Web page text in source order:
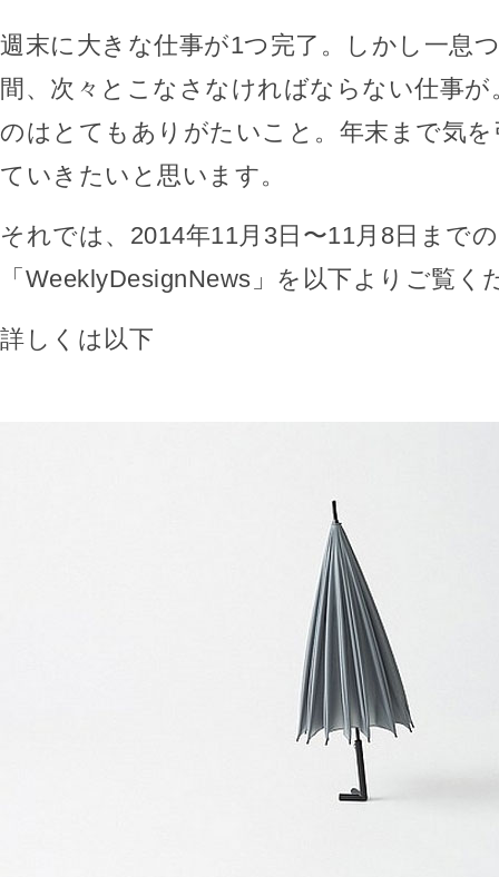
週末に大きな仕事が1つ完了。しかし一息
間、次々とこなさなければならない仕事
のはとてもありがたいこと。年末まで気
ていきたいと思います。
それでは、2014年11月3日〜11月8日までの
「WeeklyDesignNews」を以下よりご覧く
詳しくは以下